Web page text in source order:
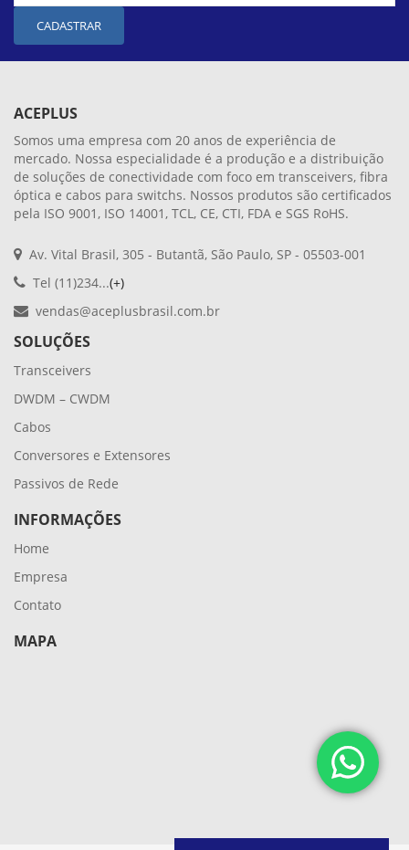
CADASTRAR
ACEPLUS
Somos uma empresa com 20 anos de experiência de
mercado. Nossa especialidade é a produção e a distribuição
de soluções de conectividade com foco em transceivers, fibra
óptica e cabos para switchs. Nossos produtos são certificados
pela ISO 9001, ISO 14001, TCL, CE, CTI, FDA e SGS RoHS.
Av. Vital Brasil, 305 - Butantã, São Paulo, SP - 05503-001
Tel (11)234...(+)
vendas@aceplusbrasil.com.br
SOLUÇÕES
Transceivers
DWDM – CWDM
Cabos
Conversores e Extensores
Passivos de Rede
INFORMAÇÕES
Home
Empresa
Contato
MAPA